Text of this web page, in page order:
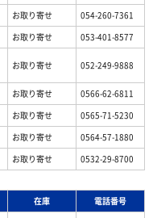
お取り寄せ
054-260-7361
お取り寄せ 053-401-8577
お取り寄せ 052-249-9888
お取り寄せ
0566-62-6811
お取り寄せ
0565-71-5230
お取り寄せ
0564-57-1880
お取り寄せ 0532-29-8700
在庫
電話番号